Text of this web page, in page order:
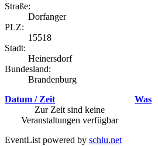
Straße:
Dorfanger
PLZ:
15518
Stadt:
Heinersdorf
Bundesland:
Brandenburg
Datum / Zeit
Was
Zur Zeit sind keine
Veranstaltungen verfügbar
EventList powered by schlu.net